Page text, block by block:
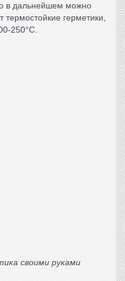
в дальнейшем можно
герметики,
250°С.
своими руками